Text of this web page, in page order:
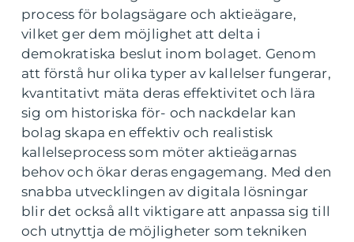
process för bolagsägare och aktieägare,
vilket ger dem möjlighet att delta i
demokratiska beslut inom bolaget. Genom
att förstå hur olika typer av kallelser fungerar,
kvantitativt mäta deras effektivitet och lära
sig om historiska för- och nackdelar kan
bolag skapa en effektiv och realistisk
kallelseprocess som möter aktieägarnas
behov och ökar deras engagemang. Med den
snabba utvecklingen av digitala lösningar
blir det också allt viktigare att anpassa sig till
och utnyttja de möjligheter som tekniken